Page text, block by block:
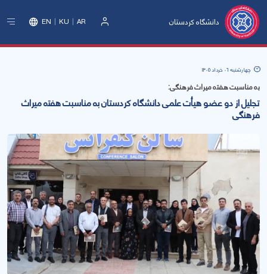
دانشگاه کردستان EN KU AR
چهارشنبه 06 خرداد 1405
بە مناسبت هفتە میراث فرهنگی:
تجلیل از دو عضو هیأت علمی دانشگاە کردستان بە مناسبت هفتە میراث
فرهنگی